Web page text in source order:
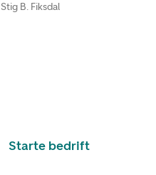
B. Fiksdal
Starte bedrift